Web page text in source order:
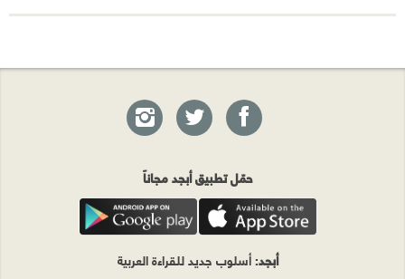
حمّل تطبيق أبجد مجاناً
أبجد: أسلوب جديد للقراءة العربية